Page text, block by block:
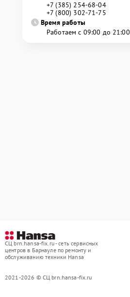
+7 (385) 254-68-04
+7 (800) 302-71-75
Время работы
Работаем с 09:00 до 21:00
СЦ brn.hansa-fix.ru - сеть сервисных
центров в Барнауле по ремонту и
обслуживанию техники Hansa
2021-2026 © СЦ brn.hansa-fix.ru